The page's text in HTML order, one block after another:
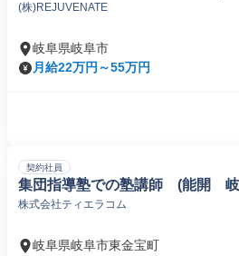
(株)REJUVENATE
岐阜県岐阜市
月給22万円～55万円
契約社員
集団指導塾での塾講師 (能開 岐
株式会社ティエラコム
岐阜県岐阜市東金宝町